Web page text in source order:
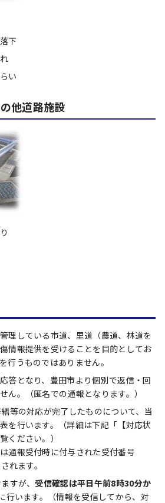
下
い
他道路施設
理している市道、里道（農道、林道を
情報提供を受けることを目的としてお
行うものではありません。
答となり、豊田市より個別で返信・回
ん。（匿名での通報となります。）
等の対応が完了したものについて、当
を行います。（詳細は下記「【対応状
ください。）
通報受付時に付与された受付番号
れます。
すが、 受信確認は平日午前8時30分か
行います。（情報を受信してから、対